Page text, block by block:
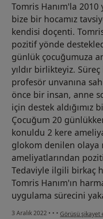
Tomris Hanım'la 2010
bize bir hocamız
kendisi doçenti.
pozitif yönde
günlük çocuğumuza
yıldır birlikteyiz.
profesör unvanına
önce bir insan, anne
için destek aldığımız
Çocuğum 20
konuldu 2 kere
glokom denilen olaya
ameliyatlarından
Tedaviyle ilgili birkaç
Tomris Hanım'ın
uygulama sürecini
3 Aralık 2022 • • • kullanıcının
Görüşü şikayet